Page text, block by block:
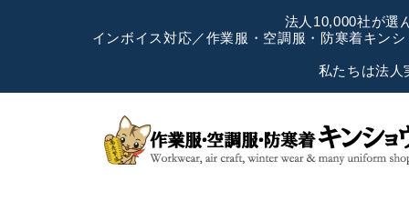
法人10,000社が選
インボイス対応／作業服・空調服・防寒着キン
私たちは法人